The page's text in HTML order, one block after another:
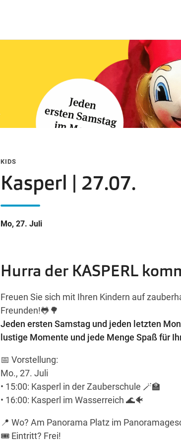
KIDS
Kasperl | 27.07.
Mo, 27. Juli
Hurra der KASPERL
Freuen Sie sich mit Ihren Kindern auf
Freunden!🐸🌳
Jeden ersten Samstag und jeden letzten
lustige Momente und jede Menge Spaß für
📅 Vorstellung:
Mo., 27. Juli
• 15:00: Kasperl in der Zauberschule 🪄🏫
• 16:00: Kasperl im Wasserreich 🌊🐠
📍 Wo? Am Panorama Platz im
🎟️ Eintritt? Frei!